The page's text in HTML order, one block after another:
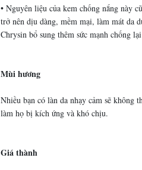
• Nguyên liệu của kem chống nắng này
trở nên dịu dàng, mềm mại, làm mát da
Chrysin bổ sung thêm sức mạnh chống
Mùi hương
Nhiều bạn có làn da nhạy cảm sẽ không
làm họ bị kích ứng và khó chịu.
Giá thành